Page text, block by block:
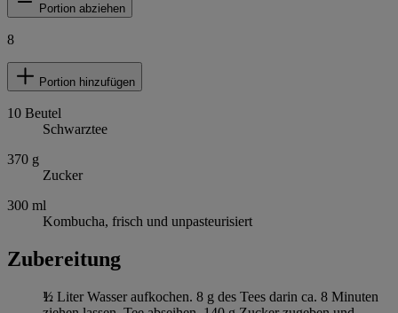
Portion abziehen
8
Portion hinzufügen
10 Beutel
Schwarztee
370 g
Zucker
300 ml
Kombucha, frisch und unpasteurisiert
Zubereitung
½ Liter Wasser aufkochen. 8 g des Tees darin ca. 8 Minuten